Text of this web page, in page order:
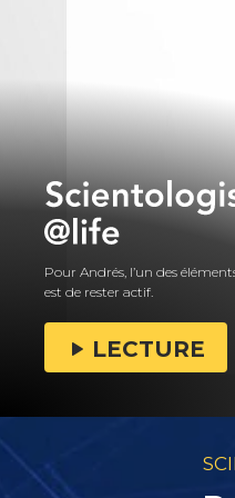
Pour Andrés, l’un des
est de rester actif.
LECTURE